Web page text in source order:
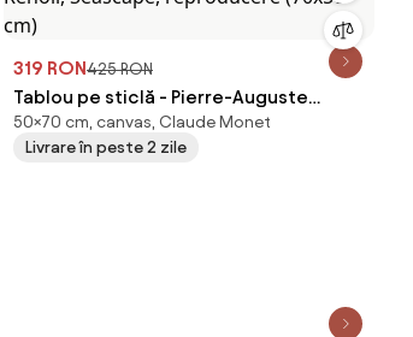
319 RON425 RON
Tablou pe sticlă - Pierre-Auguste
Renoir, Seascape, reproducere (70x50
cm)
50×70 cm, canvas, Claude Monet
Livrare în peste 2 zile